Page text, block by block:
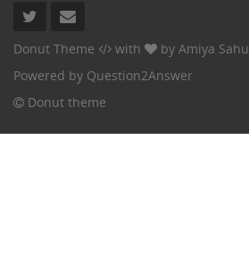
Donut Theme with by Amiya Sahu
Powered by Question2Answer
Donut theme